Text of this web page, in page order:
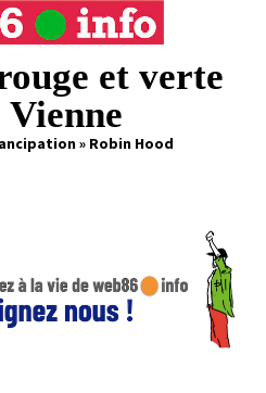
et verte
Vienne
» Robin Hood